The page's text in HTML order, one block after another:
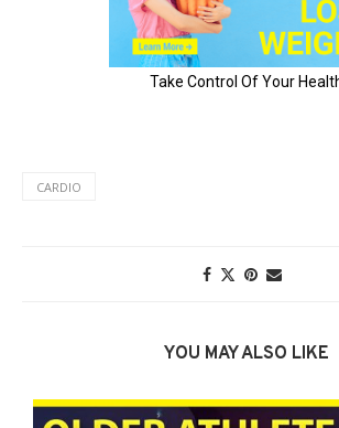
CARDIO
YOU MAY ALSO LIKE